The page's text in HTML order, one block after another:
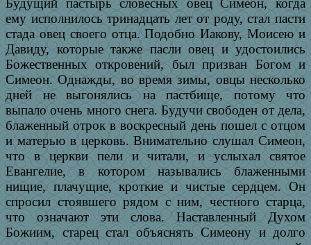
Будущий пастырь словесных овец Симеон, когда
ему исполнилось тринадцать лет от роду, стал пасти
стада овец своего отца. Подобно Иакову, Моисею и
Давиду, которые также пасли овец и удостоились
Божественных откровений, был призван Богом и
Симеон. Однажды, во время зимы, овцы несколько
дней не выгонялись на пастбище, потому что
выпало очень много снега. Будучи свободен от дела,
блаженный отрок в воскресный день пошел с отцом
и матерью в церковь. Внимательно слушал Симеон,
что в церкви пели и читали, и услыхал святое
Евангелие, в котором назывались блаженными
нищие, плачущие, кроткие и чистые сердцем. Он
спросил стоявшего рядом с ним, честного старца,
что означают эти слова. Наставленный Духом
Божиим, старец стал объяснять Симеону и долго